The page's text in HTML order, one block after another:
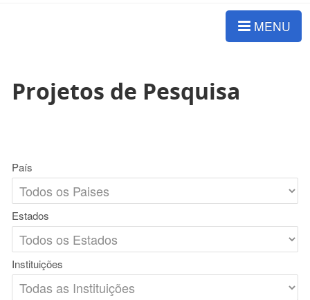
MENU
Projetos de Pesquisa
País
Estados
Instituições